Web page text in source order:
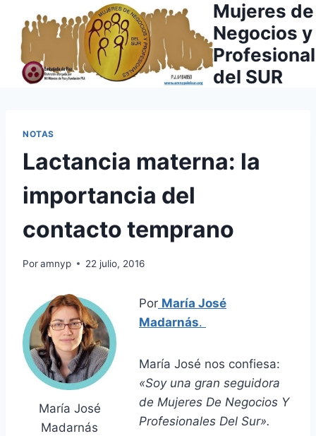
contenido
Mujeres de
Negocios y
del SUR
NOTAS
Lactancia materna: la
importancia del
contacto temprano
Poramnyp 22 julio, 2016
María José
Madarnás
Por María José
Madarnás.
María José nos confiesa:
«Soy una gran seguidora
de Mujeres De Negocios Y
Profesionales Del Sur».